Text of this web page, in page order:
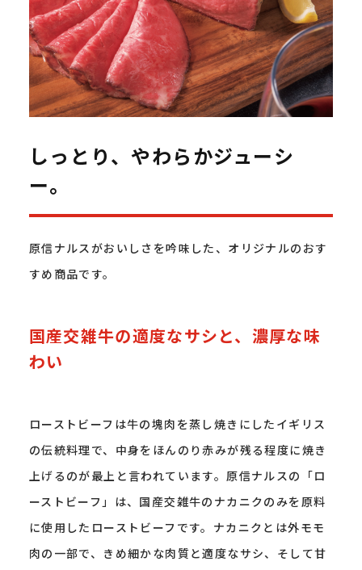
しっとり、やわらかジューシ
ー。
原信ナルスがおいしさを吟味した、オリジナルのおす
すめ商品です。
国産交雑牛の適度なサシと、濃厚な味
わい
ローストビーフは牛の塊肉を蒸し焼きにしたイギリス
の伝統料理で、中身をほんのり赤みが残る程度に焼き
上げるのが最上と言われています。原信ナルスの「ロ
ーストビーフ」は、国産交雑牛のナカニクのみを原料
に使用したローストビーフです。ナカニクとは外モモ
肉の一部で、きめ細かな肉質と適度なサシ、そして甘